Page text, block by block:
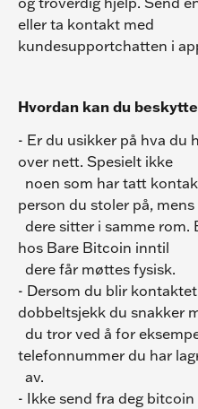
eller ta kontakt med
kundesupportchatten i
Hvordan kan du
- Er du usikker på hva du
over nett. Spesielt ikke
person du stoler på, mens
hos Bare Bitcoin inntil
  dere får møttes fysisk.
- Dersom du blir
dobbeltsjekk du snakker
telefonnummer du har
  av.
- Ikke send fra deg